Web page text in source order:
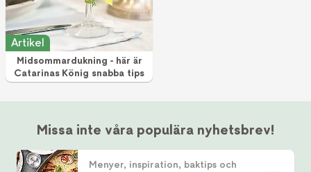
Artikel
Midsommardukning - här är
Catarinas König snabba tips
Missa inte våra populära nyhetsbrev!
Menyer, inspiration, baktips och